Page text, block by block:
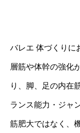
バレエ 体づくりに
層筋や体幹の強化
り、脚、足の内在
ランス能力・ジャ
筋肥大ではなく、